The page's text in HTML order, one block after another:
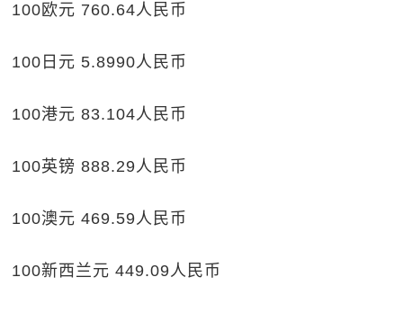
100欧元 760.64人民币
100日元 5.8990人民币
100港元 83.104人民币
100英镑 888.29人民币
100澳元 469.59人民币
100新西兰元 449.09人民币